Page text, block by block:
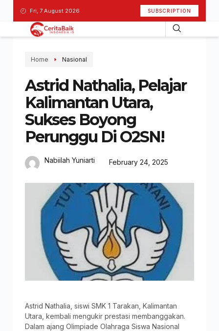
Fri, 7 August 2026 SUBSCRIPTION
Home Nasional
Astrid Nathalia, Pelajar
Kalimantan Utara,
Sukses Boyong
Perunggu Di O2SN!
Nabiilah Yuniarti February 24, 2025
Astrid Nathalia, siswi SMK 1 Tarakan, Kalimantan
Utara, kembali mengukir prestasi membanggakan.
Dalam ajang Olimpiade Olahraga Siswa Nasional